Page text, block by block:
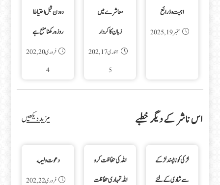
اہمیت و ذرائع
ستمبر 19, 2025
معاشرے میں
زبان کا کردار
جنوری 17, 202
5
دو دن قبل احتیاطا
روزہ رکھنا منع ہے
فروری 20, 202
4
اس ناشر کے دیگر خطبے مزید دیکھیں
لڑکی کو ناپسند لڑکے
سے شادی کے لئے
اللہ کی حفاظت کرو
اللہ تمہاری حفاظت
دعوت ولیمه
فروری 22, 202